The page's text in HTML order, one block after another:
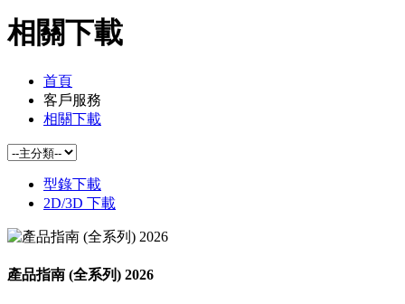
相關下載
首頁
客戶服務
相關下載
型錄下載
2D/3D 下載
產品指南 (全系列) 2026